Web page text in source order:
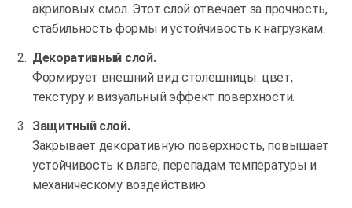
акриловых смол. Этот слой отвечает за прочность,
стабильность формы и устойчивость к нагрузкам.
Декоративный слой.
Формирует внешний вид столешницы: цвет,
текстуру и визуальный эффект поверхности.
Защитный слой.
Закрывает декоративную поверхность, повышает
устойчивость к влаге, перепадам температуры и
механическому воздействию.